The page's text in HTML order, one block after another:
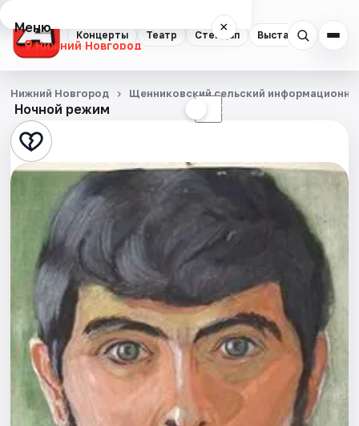
Концерты Театр Стендап Выставки
Меню ×
Нижний Новгород
Концерты
Театр
Стендап
Выставки
Квесты
Экскурсии
Спорт
События
Города
Ночной режим ☾
Нижний Новгород Щенниковский сельский